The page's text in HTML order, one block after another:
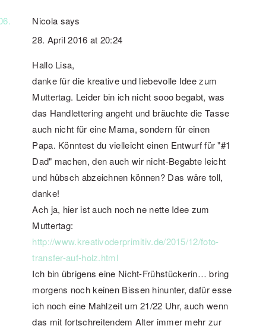
Nicola says
28. April 2016 at 20:24
Hallo Lisa,
danke für die kreative und liebevolle Idee zum
Muttertag. Leider bin ich nicht sooo begabt, was
das Handlettering angeht und bräuchte die Tasse
auch nicht für eine Mama, sondern für einen
Papa. Könntest du vielleicht einen Entwurf für "#1
Dad" machen, den auch wir nicht-Begabte leicht
und hübsch abzeichnen können? Das wäre toll,
danke!
Ach ja, hier ist auch noch ne nette Idee zum
Muttertag:
http://www.kreativoderprimitiv.de/2015/12/foto-
transfer-auf-holz.html
Ich bin übrigens eine Nicht-Frühstückerin… bring
morgens noch keinen Bissen hinunter, dafür esse
ich noch eine Mahlzeit um 21/22 Uhr, auch wenn
das mit fortschreitendem Alter immer mehr zur